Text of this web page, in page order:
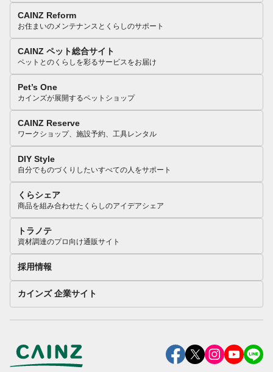
CAINZ Reform
お住まいのメンテナンスとくらしのサポート
CAINZ ペット総合サイト
ペットとのくらしを彩るサービスをお届け
Pet’s One
カインズが展開するペットショップ
CAINZ Reserve
ワークショップ、施設予約、工具レンタル
DIY Style
自分でものづくりしたいすべての人をサポート
くらシェア
商品を組み合わせたくらしのアイデアシェア
トラノテ
資材調達のプロ向け通販サイト
採用情報
カインズ 企業サイト